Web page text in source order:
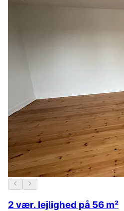
2 vær. lejlighed på 56 m²